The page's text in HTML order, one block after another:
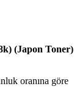
(Japon Toner)
oranına göre